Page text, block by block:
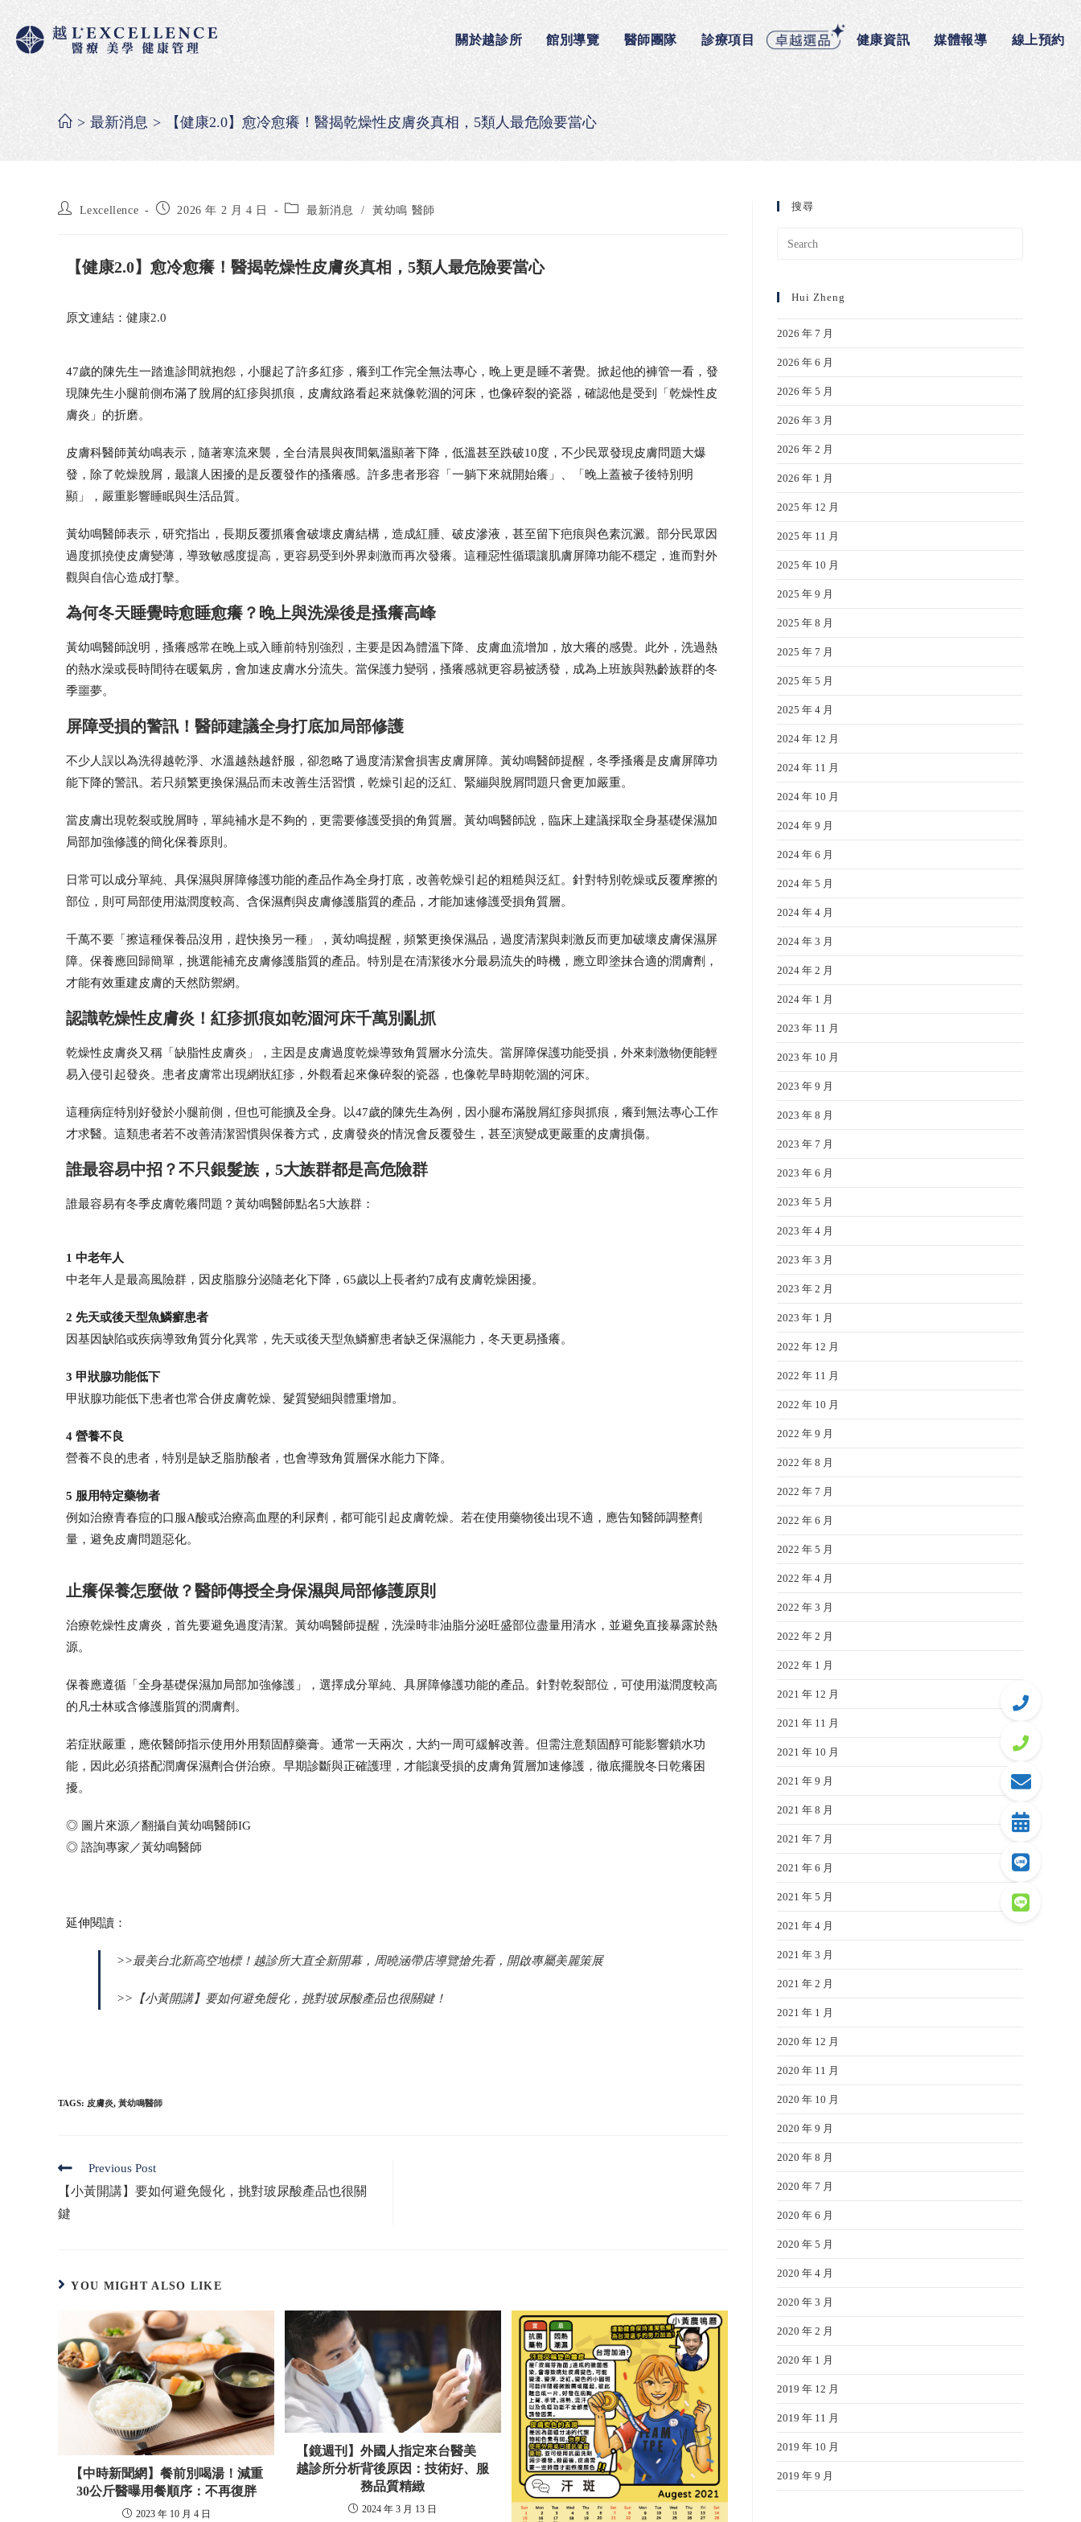
關於越診所 館別導覽 醫師團隊 診療項目 健康資訊 媒體報導 線上預約
> 最新消息 > 【健康2.0】愈冷愈癢！醫揭乾燥性皮膚炎真相，5類人最危險要當心
Lexcellence 2026 年 2 月 4 日 最新消息 / 黃幼鳴 醫師
【健康2.0】愈冷愈癢！醫揭乾燥性皮膚炎真相，5類人最危險要當心
原文連結： 健康2.0
47歲的陳先生一踏進診間就抱怨，小腿起了許多紅疹，癢到工作完全無法專心，晚上更是睡不著覺。掀起他的褲管一看，發
現陳先生小腿前側布滿了脫屑的紅疹與抓痕，皮膚紋路看起來就像乾涸的河床，也像碎裂的瓷器，確認他是受到「乾燥性皮
膚炎」的折磨。
皮膚科醫師黃幼鳴表示，隨著寒流來襲，全台清晨與夜間氣溫顯著下降，低溫甚至跌破10度，不少民眾發現皮膚問題大爆
發，除了乾燥脫屑，最讓人困擾的是反覆發作的搔癢感。許多患者形容「一躺下來就開始癢」、「晚上蓋被子後特別明
顯」，嚴重影響睡眠與生活品質。
黃幼鳴醫師表示，研究指出，長期反覆抓癢會破壞皮膚結構，造成紅腫、破皮滲液，甚至留下疤痕與色素沉澱。部分民眾因
過度抓撓使皮膚變薄，導致敏感度提高，更容易受到外界刺激而再次發癢。這種惡性循環讓肌膚屏障功能不穩定，進而對外
觀與自信心造成打擊。
為何冬天睡覺時愈睡愈癢？晚上與洗澡後是搔癢高峰
黃幼鳴醫師說明，搔癢感常在晚上或入睡前特別強烈，主要是因為體溫下降、皮膚血流增加，放大癢的感覺。此外，洗過熱
的熱水澡或長時間待在暖氣房，會加速皮膚水分流失。當保護力變弱，搔癢感就更容易被誘發，成為上班族與熟齡族群的冬
季噩夢。
屏障受損的警訊！醫師建議全身打底加局部修護
不少人誤以為洗得越乾淨、水溫越熱越舒服，卻忽略了過度清潔會損害皮膚屏障。黃幼鳴醫師提醒，冬季搔癢是皮膚屏障功
能下降的警訊。若只頻繁更換保濕品而未改善生活習慣，乾燥引起的泛紅、緊繃與脫屑問題只會更加嚴重。
當皮膚出現乾裂或脫屑時，單純補水是不夠的，更需要修護受損的角質層。黃幼鳴醫師說，臨床上建議採取全身基礎保濕加
局部加強修護的簡化保養原則。
日常可以成分單純、具保濕與屏障修護功能的產品作為全身打底，改善乾燥引起的粗糙與泛紅。針對特別乾燥或反覆摩擦的
部位，則可局部使用滋潤度較高、含保濕劑與皮膚修護脂質的產品，才能加速修護受損角質層。
千萬不要「擦這種保養品沒用，趕快換另一種」，黃幼鳴提醒，頻繁更換保濕品，過度清潔與刺激反而更加破壞皮膚保濕屏
障。保養應回歸簡單，挑選能補充皮膚修護脂質的產品。特別是在清潔後水分最易流失的時機，應立即塗抹合適的潤膚劑，
才能有效重建皮膚的天然防禦網。
認識乾燥性皮膚炎！紅疹抓痕如乾涸河床千萬別亂抓
乾燥性皮膚炎又稱「缺脂性皮膚炎」，主因是皮膚過度乾燥導致角質層水分流失。當屏障保護功能受損，外來刺激物便能輕
易入侵引起發炎。患者皮膚常出現網狀紅疹，外觀看起來像碎裂的瓷器，也像乾旱時期乾涸的河床。
這種病症特別好發於小腿前側，但也可能擴及全身。以47歲的陳先生為例，因小腿布滿脫屑紅疹與抓痕，癢到無法專心工作
才求醫。這類患者若不改善清潔習慣與保養方式，皮膚發炎的情況會反覆發生，甚至演變成更嚴重的皮膚損傷。
誰最容易中招？不只銀髮族，5大族群都是高危險群
誰最容易有冬季皮膚乾癢問題？黃幼鳴醫師點名5大族群：
1 中老年人
中老年人是最高風險群，因皮脂腺分泌隨老化下降，65歲以上長者約7成有皮膚乾燥困擾。
2 先天或後天型魚鱗癬患者
因基因缺陷或疾病導致角質分化異常，先天或後天型魚鱗癬患者缺乏保濕能力，冬天更易搔癢。
3 甲狀腺功能低下
甲狀腺功能低下患者也常合併皮膚乾燥、髮質變細與體重增加。
4 營養不良
營養不良的患者，特別是缺乏脂肪酸者，也會導致角質層保水能力下降。
5 服用特定藥物者
例如治療青春痘的口服A酸或治療高血壓的利尿劑，都可能引起皮膚乾燥。若在使用藥物後出現不適，應告知醫師調整劑
量，避免皮膚問題惡化。
止癢保養怎麼做？醫師傳授全身保濕與局部修護原則
治療乾燥性皮膚炎，首先要避免過度清潔。黃幼鳴醫師提醒，洗澡時非油脂分泌旺盛部位盡量用清水，並避免直接暴露於熱
源。
保養應遵循「全身基礎保濕加局部加強修護」，選擇成分單純、具屏障修護功能的產品。針對乾裂部位，可使用滋潤度較高
的凡士林或含修護脂質的潤膚劑。
若症狀嚴重，應依醫師指示使用外用類固醇藥膏。通常一天兩次，大約一周可緩解改善。但需注意類固醇可能影響鎖水功
能，因此必須搭配潤膚保濕劑合併治療。早期診斷與正確護理，才能讓受損的皮膚角質層加速修護，徹底擺脫冬日乾癢困
擾。
◎ 圖片來源／翻攝自黃幼鳴醫師IG
◎ 諮詢專家／黃幼鳴醫師
延伸閱讀：
>>最美台北新高空地標！越診所⼤直全新開幕，周曉涵帶店導覽搶先看，開啟專屬美麗策展
>> 【小黃開講】要如何避免饅化，挑對玻尿酸產品也很關鍵！
TAGS: 皮膚炎, 黃幼鳴醫師
Previous Post
【小黃開講】要如何避免饅化，挑對玻尿酸產品也很關
鍵
YOU MIGHT ALSO LIKE
【中時新聞網】餐前別喝湯！減重
30公斤醫曝用餐順序：不再復胖
2023 年 10 月 4 日
【鏡週刊】外國人指定來台醫美
越診所分析背後原因：技術好、服
務品質精緻
2024 年 3 月 13 日
搜尋
Hui Zheng
2026 年 7 月
2026 年 6 月
2026 年 5 月
2026 年 3 月
2026 年 2 月
2026 年 1 月
2025 年 12 月
2025 年 11 月
2025 年 10 月
2025 年 9 月
2025 年 8 月
2025 年 7 月
2025 年 5 月
2025 年 4 月
2024 年 12 月
2024 年 11 月
2024 年 10 月
2024 年 9 月
2024 年 6 月
2024 年 5 月
2024 年 4 月
2024 年 3 月
2024 年 2 月
2024 年 1 月
2023 年 11 月
2023 年 10 月
2023 年 9 月
2023 年 8 月
2023 年 7 月
2023 年 6 月
2023 年 5 月
2023 年 4 月
2023 年 3 月
2023 年 2 月
2023 年 1 月
2022 年 12 月
2022 年 11 月
2022 年 10 月
2022 年 9 月
2022 年 8 月
2022 年 7 月
2022 年 6 月
2022 年 5 月
2022 年 4 月
2022 年 3 月
2022 年 2 月
2022 年 1 月
2021 年 12 月
2021 年 11 月
2021 年 10 月
2021 年 9 月
2021 年 8 月
2021 年 7 月
2021 年 6 月
2021 年 5 月
2021 年 4 月
2021 年 3 月
2021 年 2 月
2021 年 1 月
2020 年 12 月
2020 年 11 月
2020 年 10 月
2020 年 9 月
2020 年 8 月
2020 年 7 月
2020 年 6 月
2020 年 5 月
2020 年 4 月
2020 年 3 月
2020 年 2 月
2020 年 1 月
2019 年 12 月
2019 年 11 月
2019 年 10 月
2019 年 9 月